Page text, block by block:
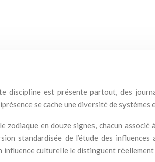
discipline est présente partout, des
se cache une diversité de systèmes
en douze signes, chacun
standardisée de l’étude des
culturelle le distinguent réellement